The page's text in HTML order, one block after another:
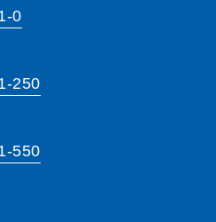
0
250
550